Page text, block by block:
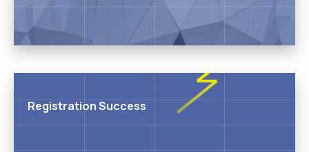
Registration Success